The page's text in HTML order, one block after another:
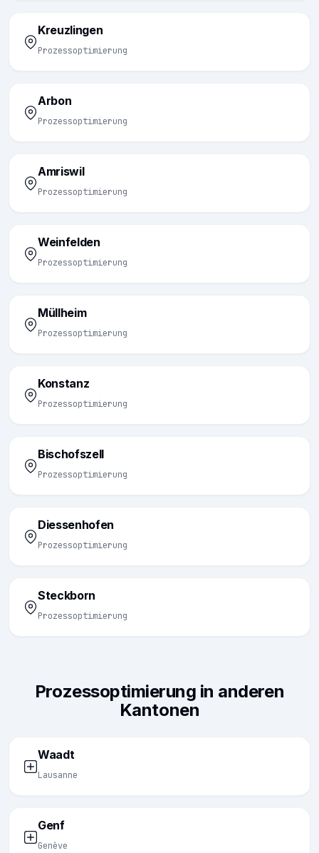
Kreuzlingen
Prozessoptimierung
Arbon
Prozessoptimierung
Amriswil
Prozessoptimierung
Weinfelden
Prozessoptimierung
Müllheim
Prozessoptimierung
Konstanz
Prozessoptimierung
Bischofszell
Prozessoptimierung
Diessenhofen
Prozessoptimierung
Steckborn
Prozessoptimierung
Prozessoptimierung in anderen
Kantonen
Waadt
Lausanne
Genf
Genève